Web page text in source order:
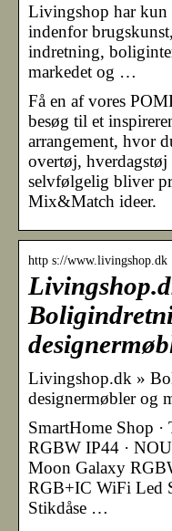
Livingshop har kun
indenfor
indretning,
markedet og …
Få en af vores
besøg til et
arrangement, hvor
overtøj,
selvfølgelig bliver
Mix&Match ideer.
http s://www.livingshop.dk
Livingshop.dk »
designermøbler og
SmartHome Shop
RGBW IP44 ·
Moon Galaxy
RGB+IC WiFi Led
Stikdåse …